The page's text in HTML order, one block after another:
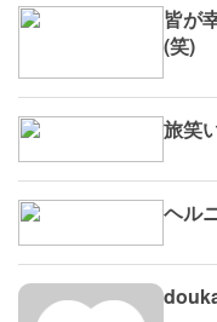
皆が
(笑)
旅笑
ヘル